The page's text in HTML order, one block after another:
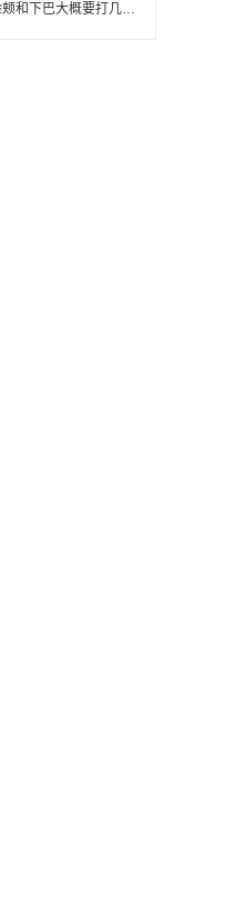
朱医生，如果打脸颊和下巴大概要打几支...